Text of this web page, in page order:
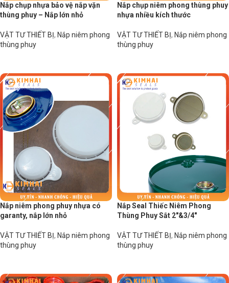
Nắp chụp nhựa bảo vệ nắp vặn
thùng phuy – Nắp lớn nhỏ
VẬT TƯ THIẾT BỊ, Nắp niêm phong
thùng phuy
Nắp chụp niêm phong thùng phuy
nhựa nhiều kích thước
VẬT TƯ THIẾT BỊ, Nắp niêm phong
thùng phuy
Nắp niêm phong phuy nhựa có
garanty, nắp lớn nhỏ
VẬT TƯ THIẾT BỊ, Nắp niêm phong
thùng phuy
Nắp Seal Thiếc Niêm Phong
Thùng Phuy Sắt 2″&3/4″
VẬT TƯ THIẾT BỊ, Nắp niêm phong
thùng phuy